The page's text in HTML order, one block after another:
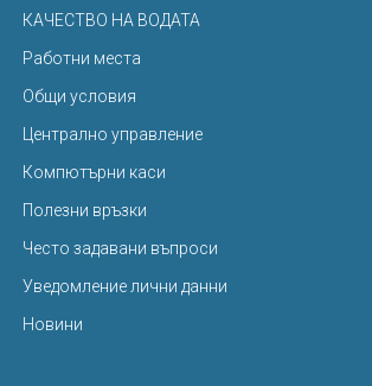
КАЧЕСТВО НА ВОДАТА
Работни места
Общи условия
Централно управление
Компютърни каси
Полезни връзки
Често задавани въпроси
Уведомление лични данни
Новини